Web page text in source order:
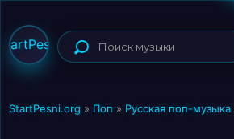
StartPesni.org » Поп » Русская поп-музыка